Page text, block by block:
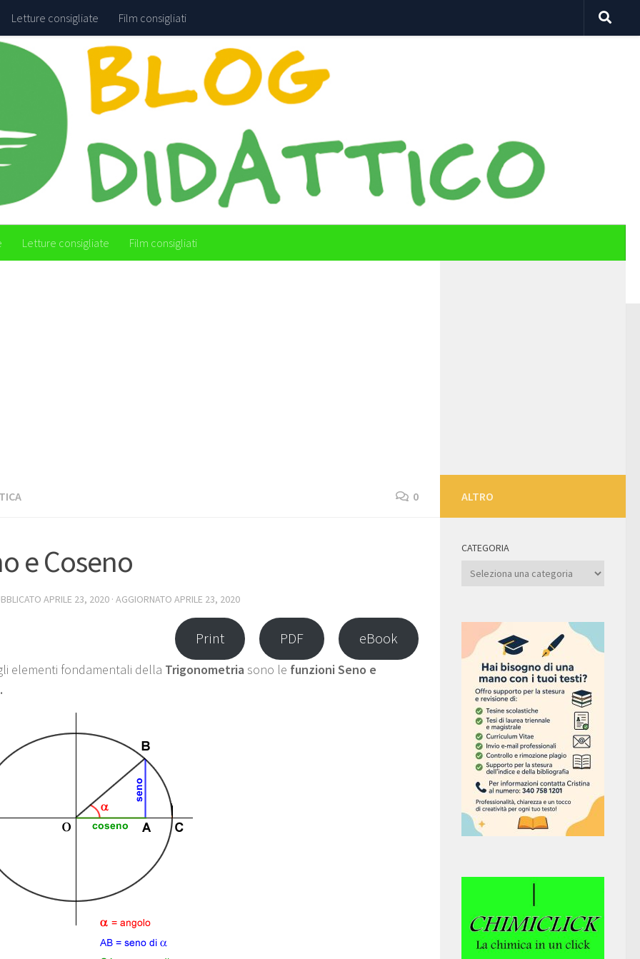
Letture consigliate Film consigliati
Letture consigliate Film consigliati
0
e Coseno
APRILE 23, 2020 · AGGIORNATO APRILE 23, 2020
Print PDF eBook
elementi fondamentali della Trigonometria sono le funzioni Seno e
ALTRO
CATEGORIA
Categoria